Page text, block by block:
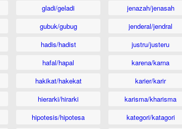
gladi/geladi
gubuk/gubug
hadis/hadist
hafal/hapal
hakikat/hakekat
hierarki/hirarki
hipotesis/hipotesa
jenazah/jenasah
jenderal/jendral
justru/justeru
karena/karna
karier/karir
karisma/kharisma
kategori/katagori